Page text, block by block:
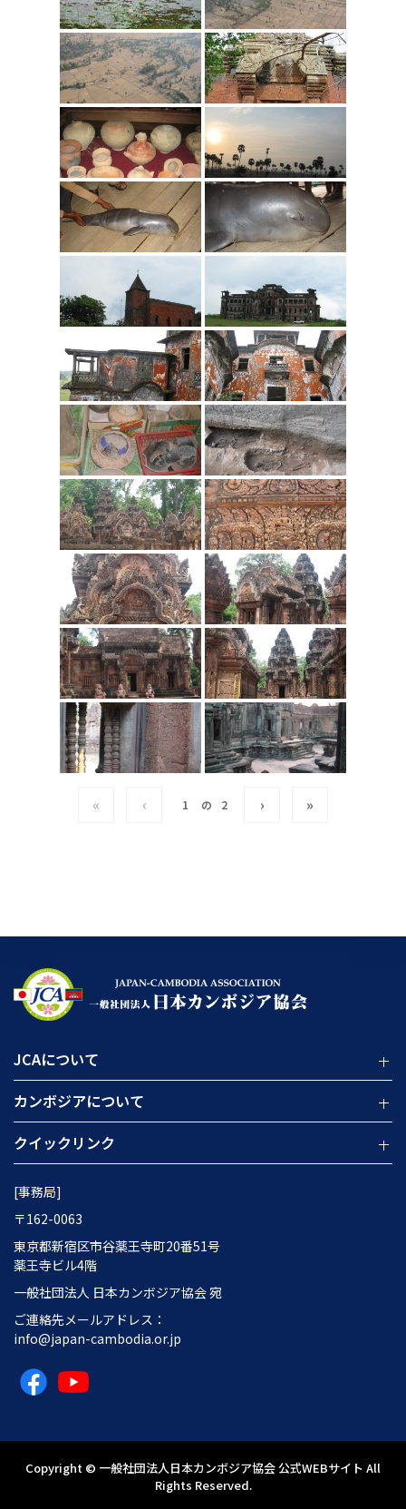
« ‹ の 2 › »
JCAについて
カンボジアについて
クイックリンク
[事務局]
〒162-0063
東京都新宿区市谷薬王寺町20番51号
薬王寺ビル4階
一般社団法人 日本カンボジア協会 宛
ご連絡先メールアドレス：
info@japan-cambodia.or.jp
Copyright © 一般社団法人日本カンボジア協会 公式WEBサイト All
Rights Reserved.